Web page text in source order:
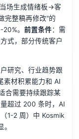
场生成情绪板→客
完整稿再修改"的
。 前置条件：需
式，部分传统客户
研究、行业趋势跟
素材积累能力和 AI
合需要持续跟踪某
超过 200 条时，AI
1-2 周）中 Kosmik